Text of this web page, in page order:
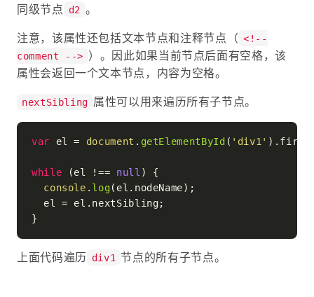
同级节点
d2 。
注意，该属性还包括文本节点和注释节点（ <!--
comment --> ）。因此如果当前节点后面有空格，该
属性会返回一个文本节点，内容为空格。
nextSibling 属性可以用来遍历所有子节点。
var el = document . getElementById ( 'div1' ).
while (el !== null ) {
console . log(el. nodeName);
  el = el.
nextSibling;
上面代码遍历 div1 节点的所有子节点。